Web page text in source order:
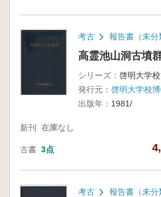
考古 報告書（未分
高霊池山洞古墳
シリーズ：
発行元： 啓明大学校
出版年： 1981/
新刊 在庫なし
古書 3点
考古 報告書（未分